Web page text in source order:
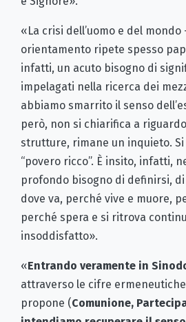
«La crisi dell’uomo e del
orientamento ripete spesso
infatti, un acuto bi­sogno di
impelagati nella ricerca dei
abbiamo smarrito il senso
però, non si chiarifica a
strutture, rima­ne un inquieto.
“povero ricco”. È insito, infatti,
profondo bisogno di defi­nirsi,
dove va, perché vive e muore,
perché spera e si ritrova
insoddisfatto».
«Entrando veramente in
attraverso le cifre
propone (Comunione,